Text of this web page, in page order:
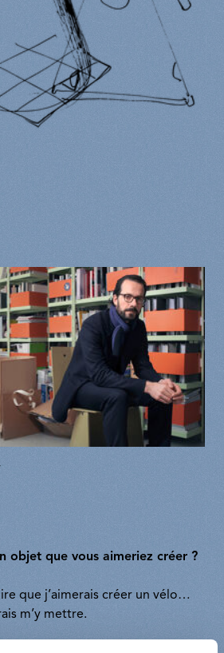
objet que vous aimeriez créer ?
que j’aimerais créer un vélo…
m’y mettre.